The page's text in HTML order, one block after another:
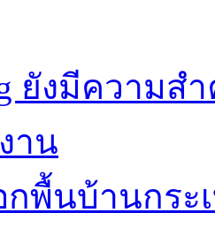
ยังมีความ
าน
กพื้นบ้านกร